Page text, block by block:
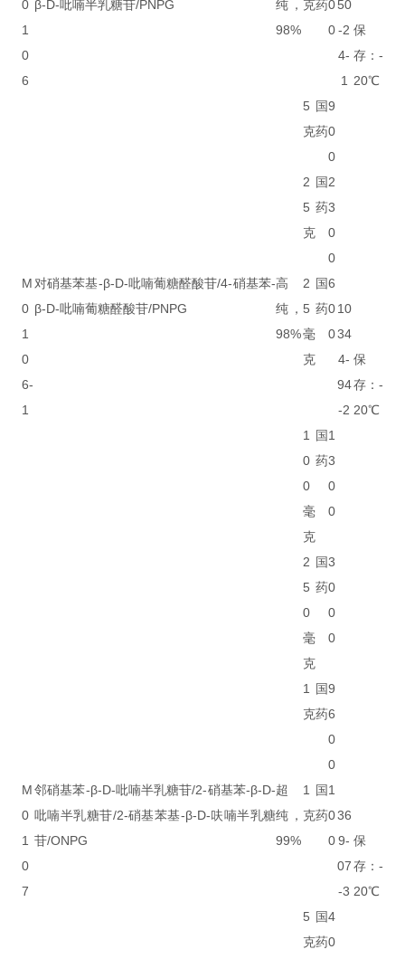
0
1
0
6
β-D-吡喃半乳糖苷/PNPG
纯，
98%
克药0
0
50
-2
4-
1
保
存：-
20℃
5
克
国
药
9
0
0
2
5
克
国
药
2
3
0
0
M
0
1
0
6-
1
对硝基苯基-β-D-吡喃葡糖醛酸苷/4-硝基苯-
β-D-吡喃葡糖醛酸苷/PNPG
高
纯，
98%
2
5
毫
克
国
药
6
0
0
10
34
4-
94
-2
保
存：-
20℃
1
0
0
毫
克
国
药
1
3
0
0
2
5
0
毫
克
国
药
3
0
0
0
1
克
国
药
9
6
0
0
M
0
1
0
7
邻硝基苯-β-D-吡喃半乳糖苷/2-硝基苯-β-D-
吡喃半乳糖苷/2-硝基苯基-β-D-呋喃半乳糖
苷/ONPG
超
纯，
99%
1
克
国
药
1
0
0
36
9-
07
-3
保
存：-
20℃
5
克
国
药
4
0